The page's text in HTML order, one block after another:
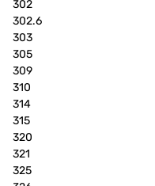
302
302.6
303
305
309
310
314
315
320
321
325